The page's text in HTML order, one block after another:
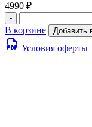
4990 ₽
-
В корзине Добавить
Условия оферты